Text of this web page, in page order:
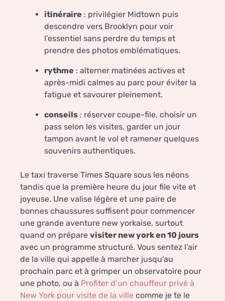
itinéraire : privilégier Midtown puis
descendre vers Brooklyn pour voir
l’essentiel sans perdre du temps et
prendre des photos emblématiques.
rythme : alterner matinées actives et
après-midi calmes au parc pour éviter la
fatigue et savourer pleinement.
conseils : réserver coupe-file, choisir un
pass selon les visites, garder un jour
tampon avant le vol et ramener quelques
souvenirs authentiques.
Le taxi traverse Times Square sous les néons
tandis que la première heure du jour file vite et
joyeuse. Une valise légère et une paire de
bonnes chaussures suffisent pour commencer
une grande aventure new yorkaise, surtout
quand on prépare visiter new york en 10 jours
avec un programme structuré. Vous sentez l’air
de la ville qui appelle à marcher jusqu’au
prochain parc et à grimper un observatoire pour
une photo, ou à Profiter d’un chauffeur privé à
New York pour visite de la ville comme je te le